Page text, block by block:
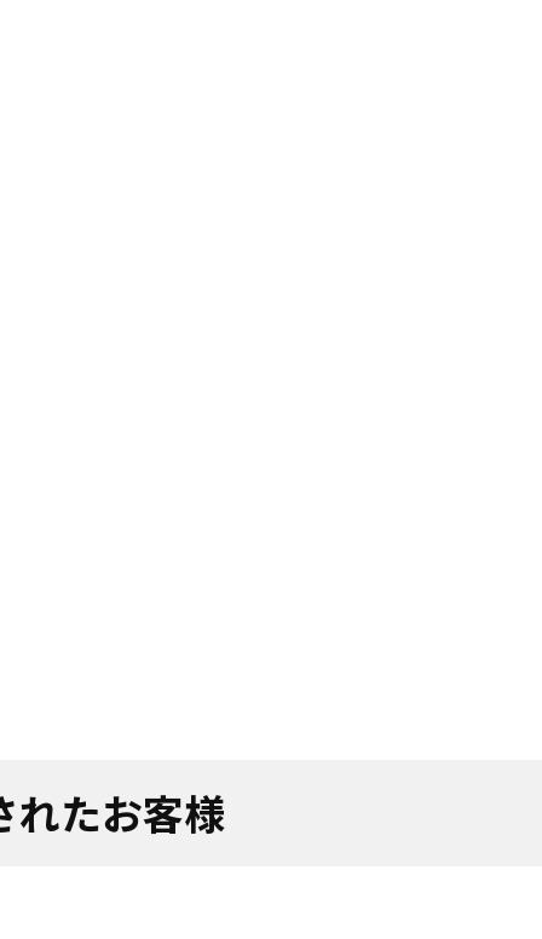
れたお客様